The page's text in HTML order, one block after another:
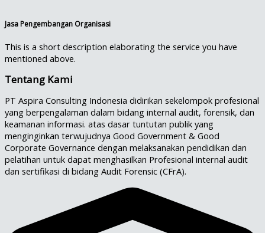
Jasa Pengembangan Organisasi
This is a short description elaborating the service you have
mentioned above.​
Tentang Kami
PT Aspira Consulting Indonesia didirikan sekelompok profesional
yang berpengalaman dalam bidang internal audit, forensik, dan
keamanan informasi. atas dasar tuntutan publik yang
menginginkan terwujudnya Good Government & Good
Corporate Governance dengan melaksanakan pendidikan dan
pelatihan untuk dapat menghasilkan Profesional internal audit
dan sertifikasi di bidang Audit Forensic (CFrA).